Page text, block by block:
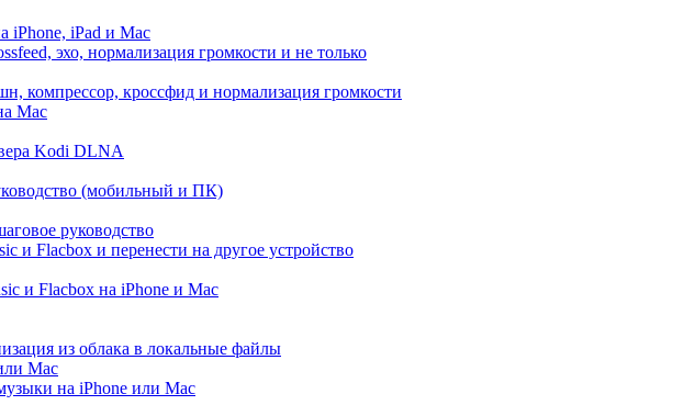
iPhone, iPad и Mac
эхо, нормализация громкости и не только
компрессор, кроссфид и нормализация громкости
Mac
Kodi DLNA
(мобильный и ПК)
руководство
и Flacbox и перенести на другое устройство
и Flacbox на iPhone и Mac
из облака в локальные файлы
Mac
на iPhone или Mac